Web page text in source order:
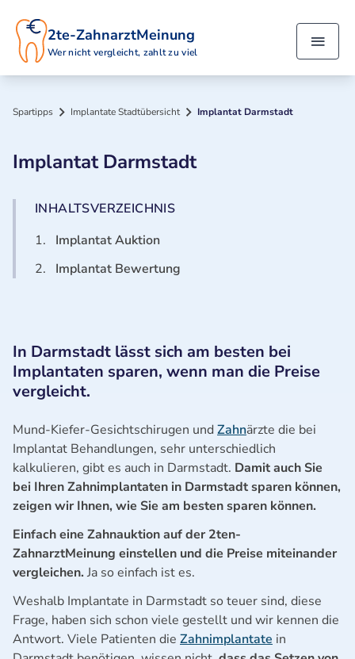
2te-ZahnarztMeinung
Wer nicht vergleicht, zahlt zu viel
Spartipps Implantate Stadtübersicht Implantat Darmstadt
Implantat Darmstadt
INHALTSVERZEICHNIS
1.
Implantat Auktion
2.
Implantat Bewertung
In Darmstadt lässt sich am besten bei
Implantaten sparen, wenn man die Preise
vergleicht.
Mund-Kiefer-Gesichtschirugen undZahnärzte die bei
Implantat Behandlungen, sehr unterschiedlich
kalkulieren, gibt es auch in Darmstadt. Damit auch Sie
bei Ihren Zahnimplantaten in Darmstadt sparen können,
zeigen wir Ihnen, wie Sie am besten sparen können.
Einfach eine Zahnauktion auf der 2ten-
ZahnarztMeinung einstellen und die Preise miteinander
vergleichen. Ja so einfach ist es.
Weshalb Implantate in Darmstadt so teuer sind, diese
Frage, haben sich schon viele gestellt und wir kennen die
Antwort. Viele Patienten die Zahnimplantate in